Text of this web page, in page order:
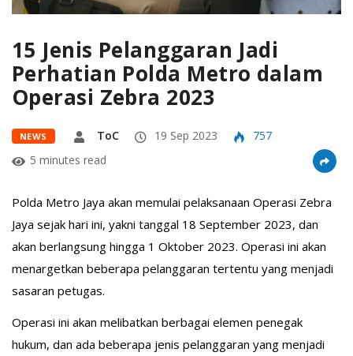
15 Jenis Pelanggaran Jadi
Perhatian Polda Metro dalam
Operasi Zebra 2023
NEWS ToC 19 Sep 2023
757
5 minutes read
Polda Metro Jaya akan memulai pelaksanaan Operasi Zebra
Jaya sejak hari ini, yakni tanggal 18 September 2023, dan
akan berlangsung hingga 1 Oktober 2023. Operasi ini akan
menargetkan beberapa pelanggaran tertentu yang menjadi
sasaran petugas.
Operasi ini akan melibatkan berbagai elemen penegak
hukum, dan ada beberapa jenis pelanggaran yang menjadi